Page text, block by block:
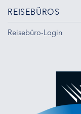
REISEBÜROS
Reisebüro-Login